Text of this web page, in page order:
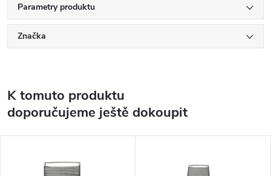
Parametry produktu
Značka
K tomuto produktu
doporučujeme ještě dokoupit